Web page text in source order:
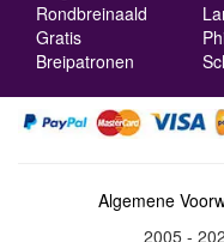
Rondbreinaald
Gratis
Breipatronen
Algemene
2005 -